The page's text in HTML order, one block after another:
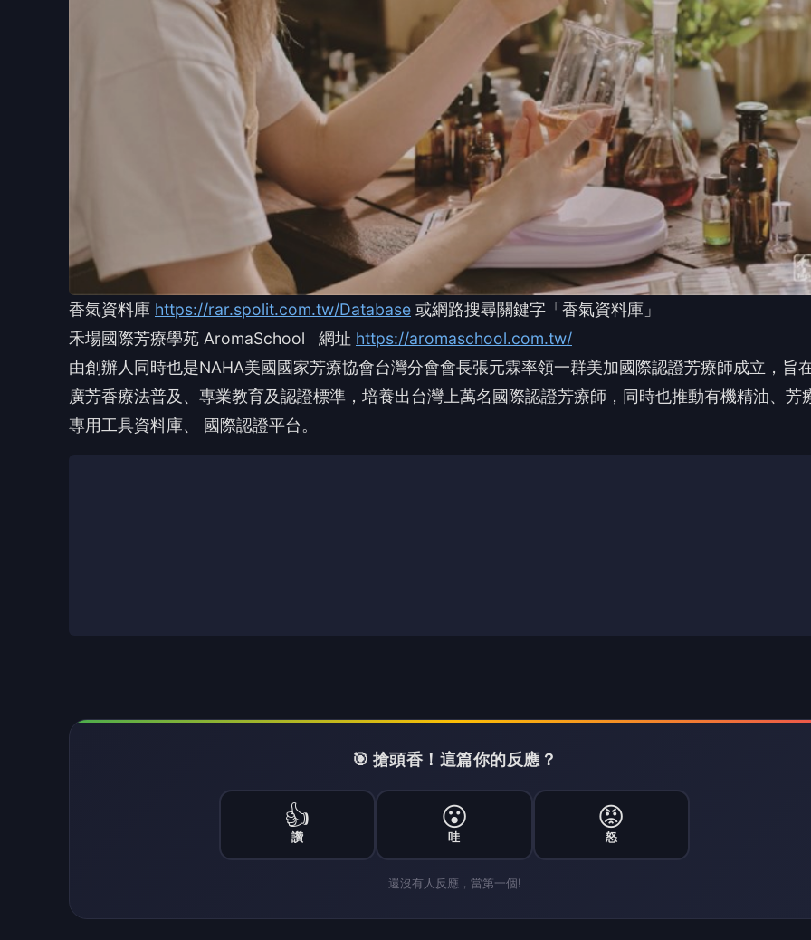
香氣資料庫 https://rar.spolit.com.tw/Database 或網路搜尋關鍵字「香氣資料庫」
禾場國際芳療學苑 AromaSchool 網址 https://aromaschool.com.tw/
由創辦人同時也是NAHA美國國家芳療協會台灣分會會長張元霖率領一群美加國際認證芳療師成立，旨
廣芳香療法普及、專業教育及認證標準，培養出台灣上萬名國際認證芳療師，同時也推動有機精油、芳
專用工具資料庫、 國際認證平台。
🎯 搶頭香！這篇你的反應？
👍
讚
😮
哇
😡
怒
還沒有人反應，當第一個!